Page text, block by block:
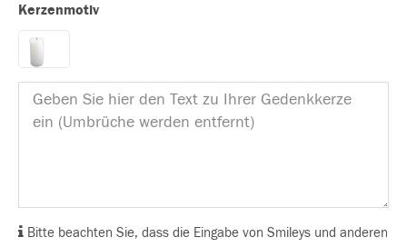
Kerzenmotiv
Bitte beachten Sie, dass die Eingabe von Smileys und anderen